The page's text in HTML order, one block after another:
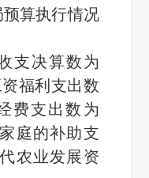
算执行情况
支决算数为
福利支出数
费支出数为
庭的补助支
农业发展资